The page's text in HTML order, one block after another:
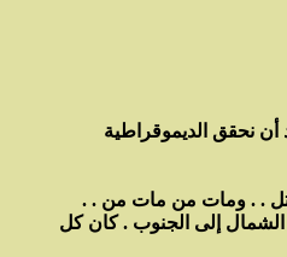
أن نحقق الديموقراطية
. . وفى عام 1919 قامت فى مصر ثورة ، وكانت هذه الثورة تهدف إلى حياة ديموقراطية سليمة ، وكانت الثورة تنادى بالاستقلال التام ، واستشهد من استشهد . . وقتل من قتل . . ومات من مات من
الشمال إلى الجنوب . كان كل